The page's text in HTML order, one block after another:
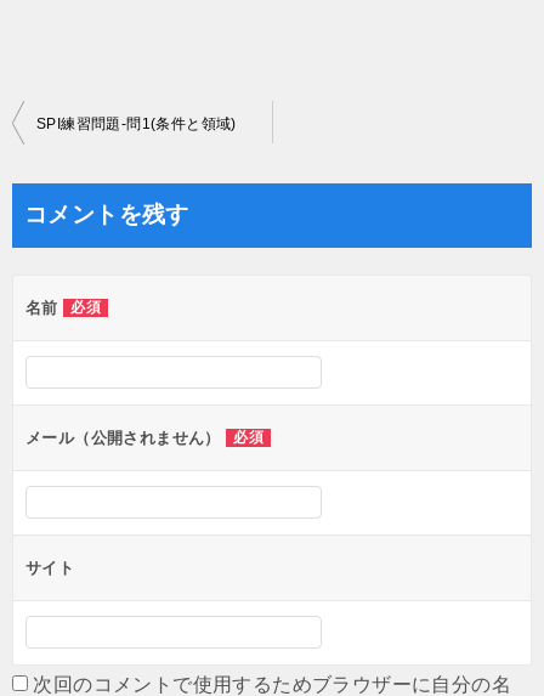
投
ー
シ
ョ
ン
SPI練習問題-問1(条件と領域)
コメントを残す
名前 必須
メール（公開されません） 必須
サイト
次回のコメントで使用するためブラウザーに自分の名